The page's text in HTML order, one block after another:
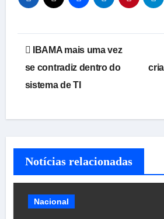
Navegação
de
Post
IBAMA mais uma vez
se contradiz dentro do
sistema de TI
Notícias relacionadas
Nacional